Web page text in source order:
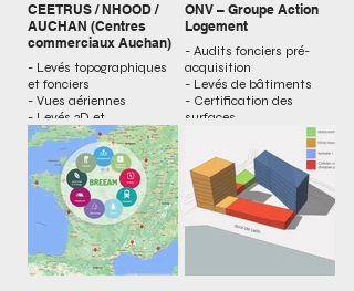
CEETRUS / NHOOD /
AUCHAN (Centres
commerciaux Auchan)
- Levés topographiques
et fonciers
- Vues aériennes
- Levés 3D et
modélisation BIM
- Plans des intérieurs et
surfaces
- Audits juridiques et
fonciers des sites
- Étude de servitudes
ONV – Groupe Action
Logement
- Audits fonciers pré-
acquisition
- Levés de bâtiments
- Certification des
surfaces
- Mise en copropriété de
près de 500 logements
par an